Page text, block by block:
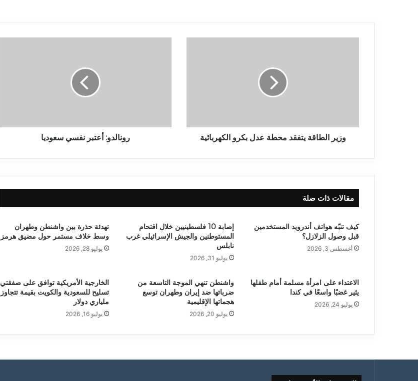
وزير الطاقة يتفقد محطة عدل بكرو الكهربائية رونالدو: أعتبر نفسي سعوديا
مقالات ذات صلة
كيف تنبّه هواتف أندرويد المستخدمين
قبل وصول الزلازل؟
أغسطس 3, 2026
إصابة 10 فلسطينيين خلال اقتحام
المستوطنين والجيش الإسرائيلي غرب
نابلس
يوليو 31, 2026
تهدئة حذرة بين واشنطن وطهران
وسط خلاف مستمر حول مضيق هرمز
يوليو 28, 2026
الاعتداء على امرأة مسلمة أمام طفلها
يثير غضبًا واسعًا في كندا
يوليو 24, 2026
واشنطن تنهي الموجة التاسعة من
ضرباتها ضد إيران وطهران توسع
هجماتها الإقليمية
يوليو 20, 2026
الخارجية الأمريكية توافق على صفقتي
تسليح للسعودية والكويت بقيمة تتجاوز
ملياري دولار
يوليو 16, 2026